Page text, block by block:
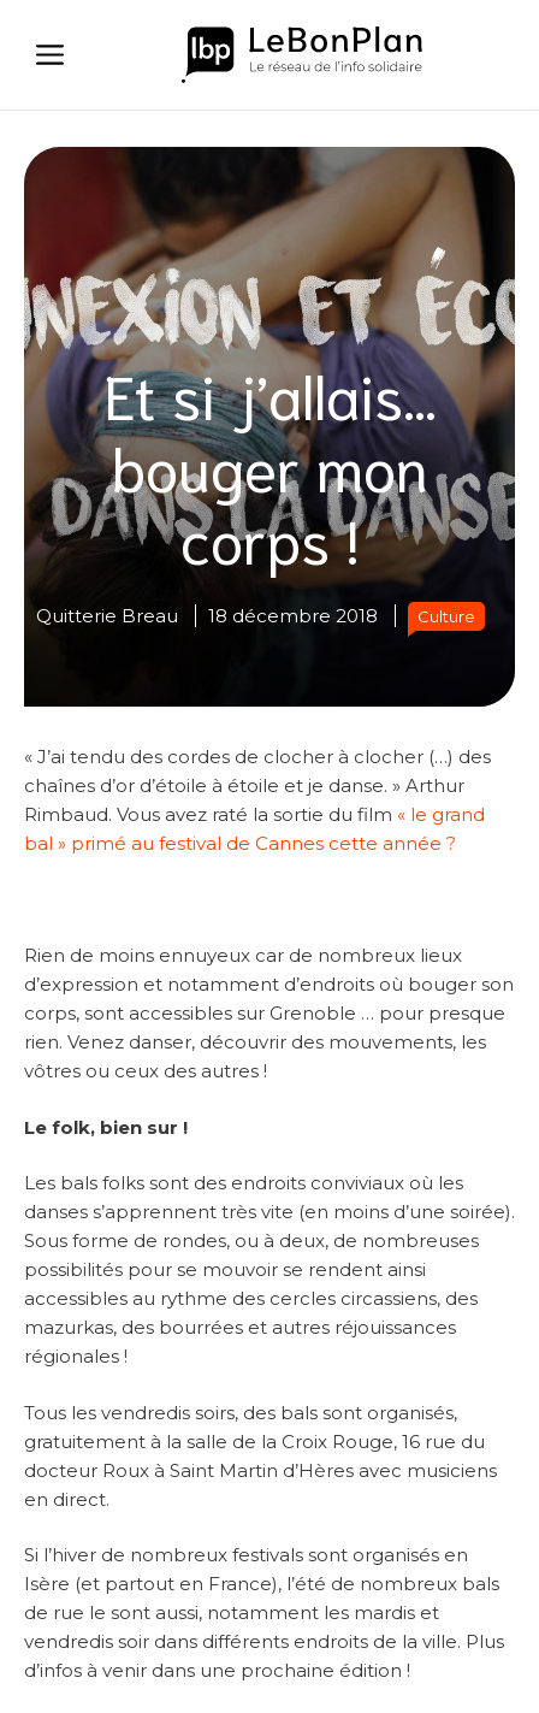
contenu
Et si j’allais…
bouger mon
corps !
Quitterie Breau 18 décembre 2018 Culture
« J’ai tendu des cordes de clocher à clocher (…) des
chaînes d’or d’étoile à étoile et je danse. » Arthur
Rimbaud. Vous avez raté la sortie du film « le grand
bal » primé au festival de Cannes cette année ?
Rien de moins ennuyeux car de nombreux lieux
d’expression et notamment d’endroits où bouger son
corps, sont accessibles sur Grenoble … pour presque
rien. Venez danser, découvrir des mouvements, les
vôtres ou ceux des autres !
Le folk, bien sur !
Les bals folks sont des endroits conviviaux où les
danses s’apprennent très vite (en moins d’une soirée).
Sous forme de rondes, ou à deux, de nombreuses
possibilités pour se mouvoir se rendent ainsi
accessibles au rythme des cercles circassiens, des
mazurkas, des bourrées et autres réjouissances
régionales !
Tous les vendredis soirs, des bals sont organisés,
gratuitement à la salle de la Croix Rouge, 16 rue du
docteur Roux à Saint Martin d’Hères avec musiciens
en direct.
Si l’hiver de nombreux festivals sont organisés en
Isère (et partout en France), l’été de nombreux bals
de rue le sont aussi, notamment les mardis et
vendredis soir dans différents endroits de la ville. Plus
d’infos à venir dans une prochaine édition !